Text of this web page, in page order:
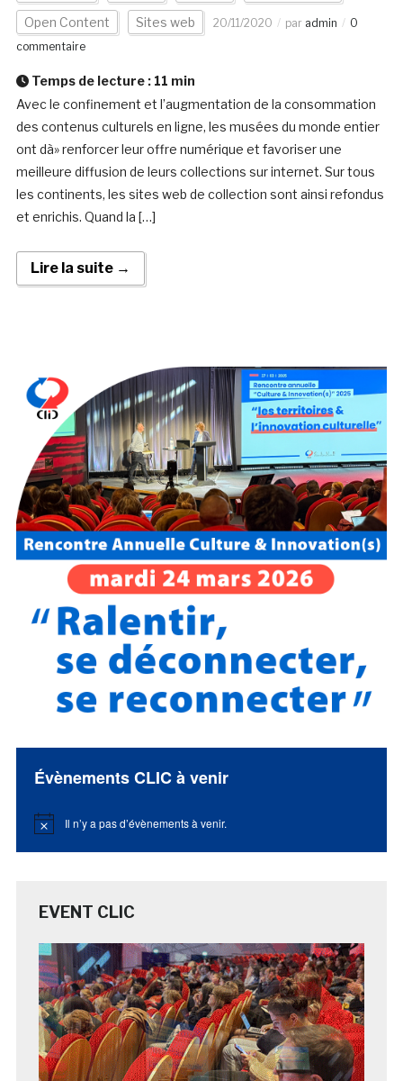
Open Content Sites web 20/11/2020 par admin
0
commentaire
Temps de lecture : 11 min
Avec le confinement et l’augmentation de la consommation
des contenus culturels en ligne, les musées du monde entier
ont dà» renforcer leur offre numérique et favoriser une
meilleure diffusion de leurs collections sur internet. Sur tous
les continents, les sites web de collection sont ainsi refondus
et enrichis. Quand la […]
Lire la suite →
Évènements CLIC à venir
Notice Il n’y a pas d’évènements à venir.
EVENT CLIC